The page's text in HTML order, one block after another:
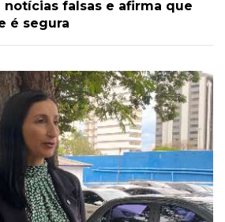
notícias falsas e afirma que
é segura